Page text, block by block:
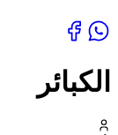
الكبائر